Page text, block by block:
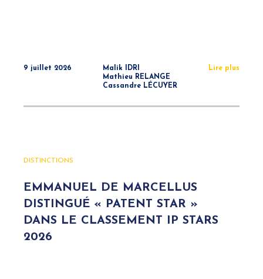
9 juillet 2026
Malik IDRI
Mathieu RELANGE
Cassandre LÉCUYER
Lire plus
DISTINCTIONS
EMMANUEL DE MARCELLUS
DISTINGUÉ « PATENT STAR »
DANS LE CLASSEMENT IP STARS
2026